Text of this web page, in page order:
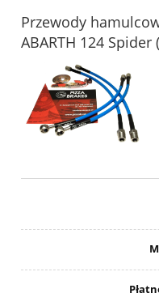
Przewody
ABARTH 124 Spider